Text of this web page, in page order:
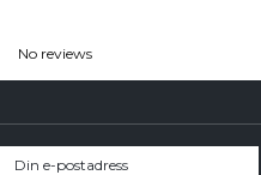
No reviews